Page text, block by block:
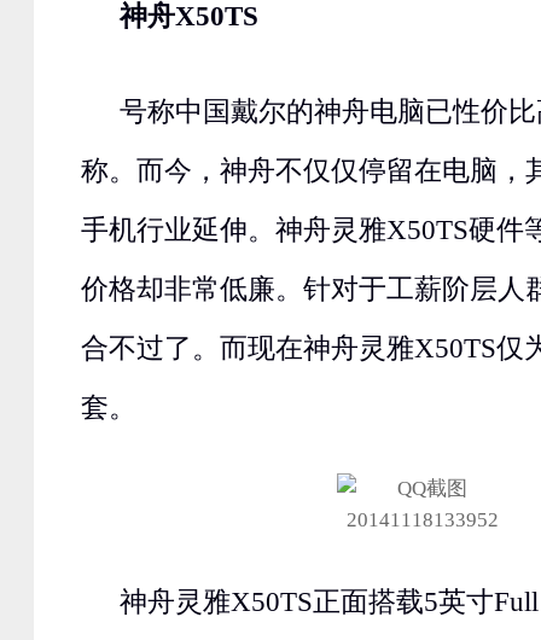
神舟X50TS
号称中国戴尔的神舟电脑已性价
称。而今，神舟不仅仅停留在电脑，
手机行业延伸。神舟灵雅X50TS硬件
价格却非常低廉。针对于工薪阶层人
合不过了。而现在神舟灵雅X50TS仅
套。
神舟灵雅X50TS正面搭载5英寸